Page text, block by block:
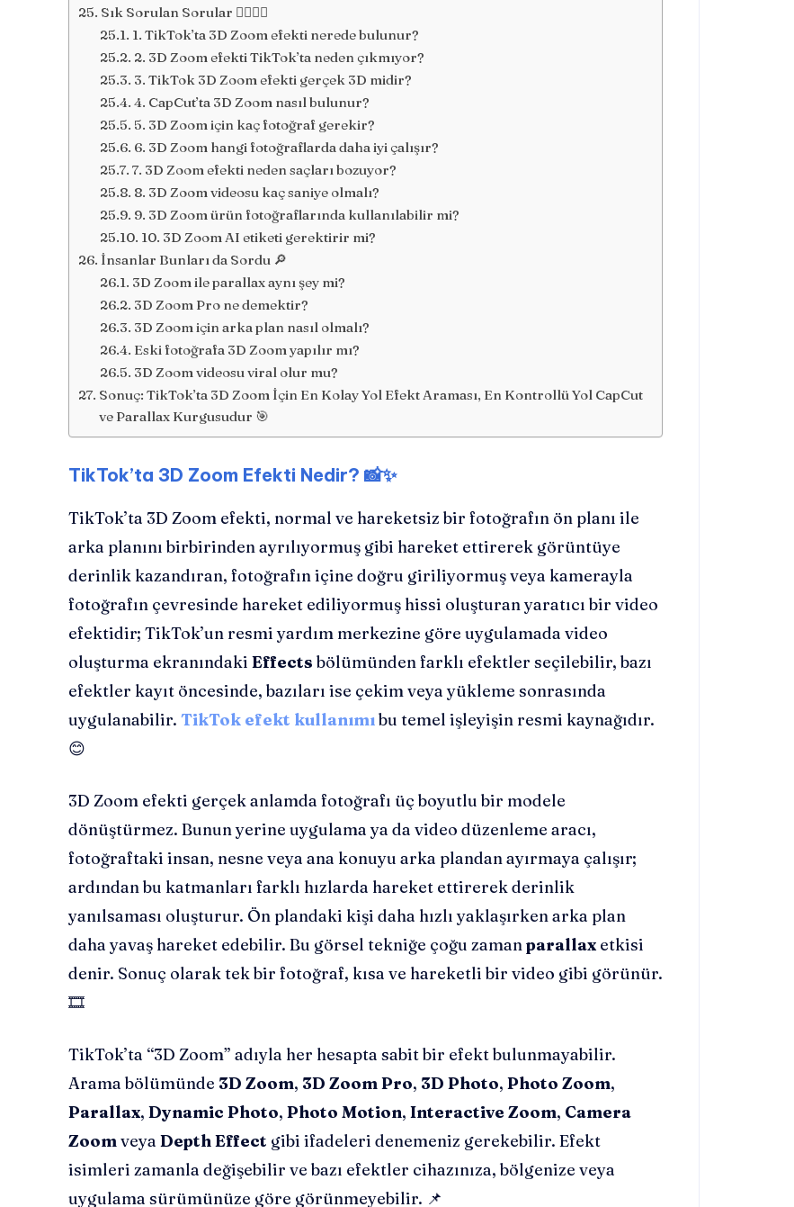
Sık Sorulan Sorular 🙋‍♀️🙋‍♂️
1. TikTok’ta 3D Zoom efekti nerede bulunur?
2. 3D Zoom efekti TikTok’ta neden çıkmıyor?
3. TikTok 3D Zoom efekti gerçek 3D midir?
4. CapCut’ta 3D Zoom nasıl bulunur?
5. 3D Zoom için kaç fotoğraf gerekir?
6. 3D Zoom hangi fotoğraflarda daha iyi çalışır?
7. 3D Zoom efekti neden saçları bozuyor?
8. 3D Zoom videosu kaç saniye olmalı?
9. 3D Zoom ürün fotoğraflarında kullanılabilir mi?
10. 3D Zoom AI etiketi gerektirir mi?
İnsanlar Bunları da Sordu 🔎
3D Zoom ile parallax aynı şey mi?
3D Zoom Pro ne demektir?
3D Zoom için arka plan nasıl olmalı?
Eski fotoğrafa 3D Zoom yapılır mı?
3D Zoom videosu viral olur mu?
Sonuç: TikTok’ta 3D Zoom İçin En Kolay Yol Efekt Araması, En Kontrollü Yol CapCut
ve Parallax Kurgusudur 🎯
TikTok’ta 3D Zoom Efekti Nedir? 📸✨
TikTok’ta 3D Zoom efekti, normal ve hareketsiz bir fotoğrafın ön planı ile
arka planını birbirinden ayrılıyormuş gibi hareket ettirerek görüntüye
derinlik kazandıran, fotoğrafın içine doğru giriliyormuş veya kamerayla
fotoğrafın çevresinde hareket ediliyormuş hissi oluşturan yaratıcı bir video
efektidir; TikTok’un resmi yardım merkezine göre uygulamada video
oluşturma ekranındaki Effects bölümünden farklı efektler seçilebilir, bazı
efektler kayıt öncesinde, bazıları ise çekim veya yükleme sonrasında
uygulanabilir. TikTok efekt kullanımıbu temel işleyişin resmi kaynağıdır.
😊
3D Zoom efekti gerçek anlamda fotoğrafı üç boyutlu bir modele
dönüştürmez. Bunun yerine uygulama ya da video düzenleme aracı,
fotoğraftaki insan, nesne veya ana konuyu arka plandan ayırmaya çalışır;
ardından bu katmanları farklı hızlarda hareket ettirerek derinlik
yanılsaması oluşturur. Ön plandaki kişi daha hızlı yaklaşırken arka plan
daha yavaş hareket edebilir. Bu görsel tekniğe çoğu zamanparallax etkisi
denir. Sonuç olarak tek bir fotoğraf, kısa ve hareketli bir video gibi görünür.
🎞️
TikTok’ta “3D Zoom” adıyla her hesapta sabit bir efekt bulunmayabilir.
Arama bölümünde 3D Zoom, 3D Zoom Pro, 3D Photo, Photo Zoom,
Parallax, Dynamic Photo, Photo Motion, Interactive Zoom, Camera
Zoomveya Depth Effect gibi ifadeleri denemeniz gerekebilir. Efekt
isimleri zamanla değişebilir ve bazı efektler cihazınıza, bölgenize veya
uygulama sürümünüze göre görünmeyebilir. 📌